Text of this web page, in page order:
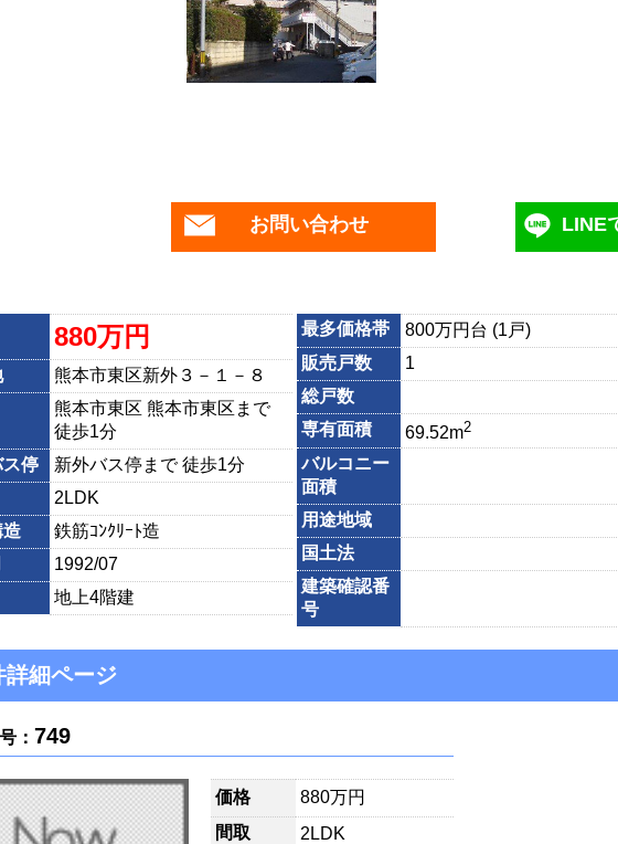
お問い合わせ LINE
880万円
熊本市東区新外３－１－８
熊本市東区 熊本市東区まで
徒歩1分
停
新外バス停まで 徒歩1分
2LDK
造
鉄筋ｺﾝｸﾘｰﾄ造
1992/07
地上4階建
最多価格帯
800万円台 (1戸)
販売戸数
1
総戸数
専有面積
69.52m2
バルコニー
面積
用途地域
国土法
建築確認番
号
詳細ページ
： 749
価格
880万円
間取
2LDK